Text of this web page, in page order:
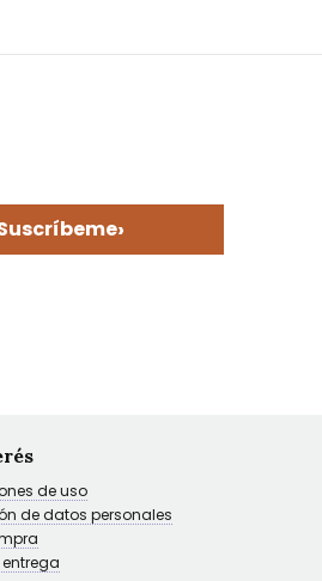
›
de uso
de datos personales